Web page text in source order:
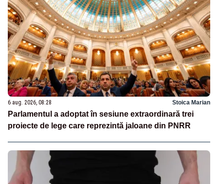
6 aug. 2026, 08:28 Stoica Marian
Parlamentul a adoptat în sesiune extraordinară trei
proiecte de lege care reprezintă jaloane din PNRR